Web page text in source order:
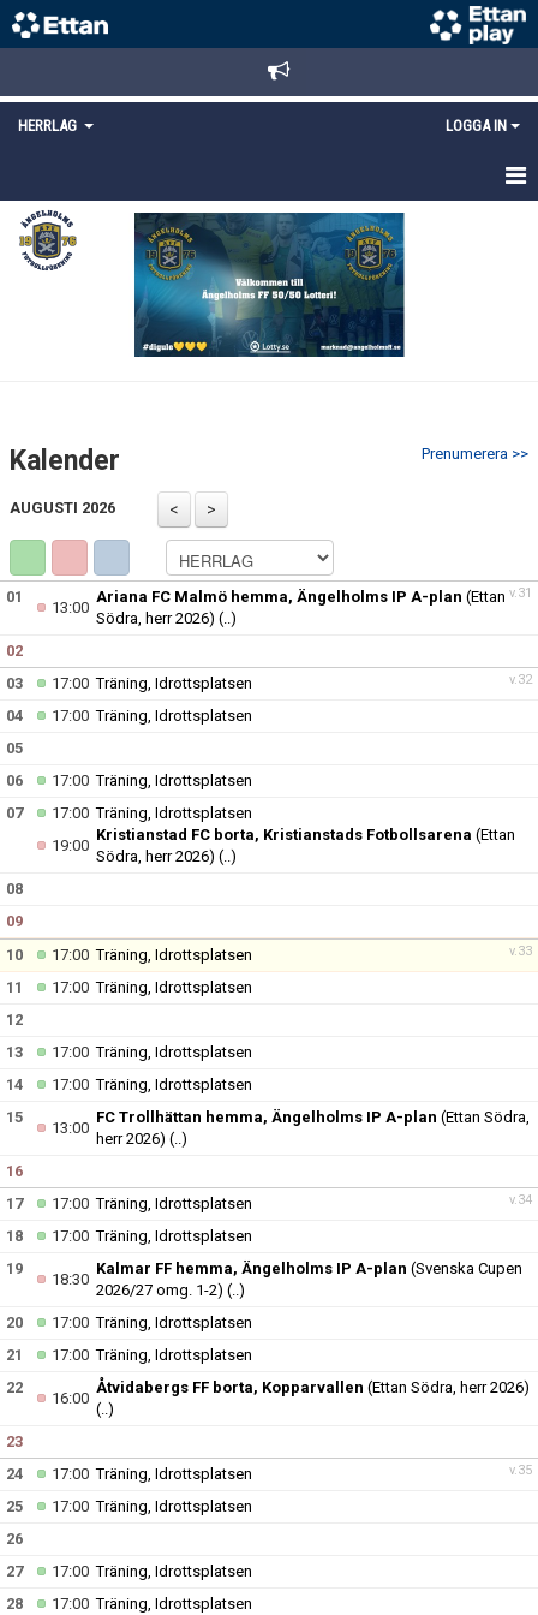
HERRLAG LOGGA IN
HEM
TRUPPEN
Prenumerera >>
Kalender
AUGUSTI 2026
v.31
01
13:00
Ariana FC Malmö hemma, Ängelholms IP A-plan (Ettan
Södra, herr 2026) (..)
02
v.32
03 17:00Träning, Idrottsplatsen
04
17:00Träning, Idrottsplatsen
05
06
17:00Träning, Idrottsplatsen
07
17:00Träning, Idrottsplatsen
19:00
Kristianstad FC borta, Kristianstads Fotbollsarena (Ettan
Södra, herr 2026) (..)
08
09
v.33
10 17:00Träning, Idrottsplatsen
11
17:00Träning, Idrottsplatsen
12
13
17:00Träning, Idrottsplatsen
14
17:00Träning, Idrottsplatsen
15
13:00
FC Trollhättan hemma, Ängelholms IP A-plan (Ettan Södra,
herr 2026) (..)
16
v.34
17 17:00Träning, Idrottsplatsen
18
17:00Träning, Idrottsplatsen
19
18:30
Kalmar FF hemma, Ängelholms IP A-plan (Svenska Cupen
2026/27 omg. 1-2) (..)
20
17:00Träning, Idrottsplatsen
21
17:00Träning, Idrottsplatsen
22
16:00
Åtvidabergs FF borta, Kopparvallen (Ettan Södra, herr 2026)
(..)
23
v.35
24 17:00Träning, Idrottsplatsen
25
17:00Träning, Idrottsplatsen
26
27
17:00Träning, Idrottsplatsen
28
17:00Träning, Idrottsplatsen